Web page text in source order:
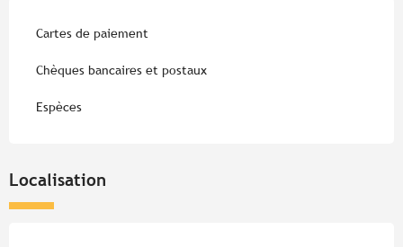
Cartes de paiement
Chèques bancaires et postaux
Espèces
Localisation